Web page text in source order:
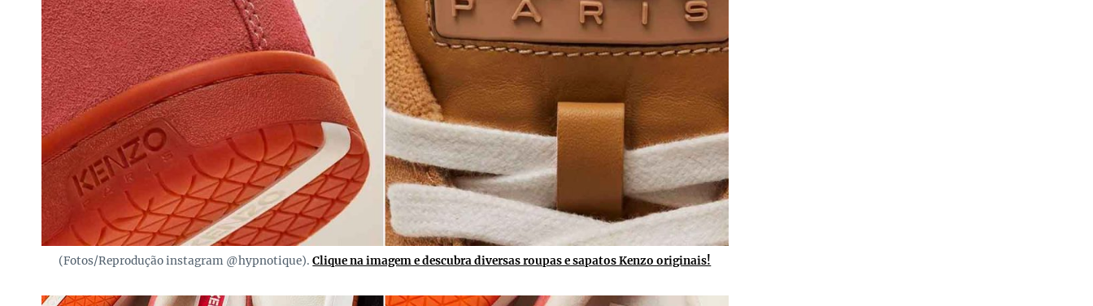
(Fotos/Reprodução instagram @hypnotique).Clique na imagem e descubra diversas roupas e sapatos Kenzo originais!